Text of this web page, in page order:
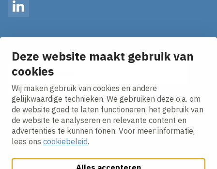
Deze website maakt gebruik van
cookies
Wij maken gebruik van cookies en andere
gelijkwaardige technieken. We gebruiken deze o.a. om
de website goed te laten functioneren, het gebruik van
de website te analyseren en relevante content en
advertenties te kunnen tonen. Voor meer informatie,
lees ons cookiebeleid.
LinkedIn
Ontvang onze nieuws alerts in je mailbox!
E-mailadres
Ik ga akkoord met hetprivacy statement.